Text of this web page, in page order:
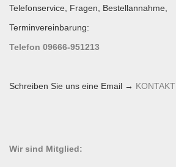
Telefonservice, Fragen, Bestellannahme,
Terminvereinbarung:
Telefon 09666-951213
Schreiben Sie uns eine Email → KONTAKT
Wir sind Mitglied: